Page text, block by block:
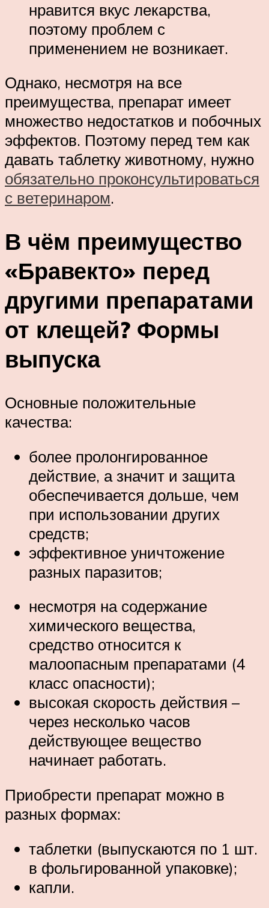
нравится вкус лекарства,
поэтому проблем с
применением не возникает.
Однако, несмотря на все
преимущества, препарат имеет
множество недостатков и побочных
эффектов. Поэтому перед тем как
давать таблетку животному, нужно
обязательно проконсультироваться
с ветеринаром.
В чём преимущество
«Бравекто» перед
другими препаратами
от клещей? Формы
выпуска
Основные положительные
качества:
более пролонгированное
действие, а значит и защита
обеспечивается дольше, чем
при использовании других
средств;
эффективное уничтожение
разных паразитов;
несмотря на содержание
химического вещества,
средство относится к
малоопасным препаратами (4
класс опасности);
высокая скорость действия –
через несколько часов
действующее вещество
начинает работать.
Приобрести препарат можно в
разных формах:
таблетки (выпускаются по 1 шт.
в фольгированной упаковке);
капли.